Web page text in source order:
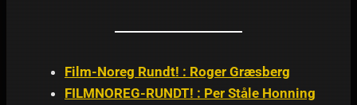
Film-Noreg Rundt! : Roger Græsberg
FILMNOREG-RUNDT! : Per Ståle Honning